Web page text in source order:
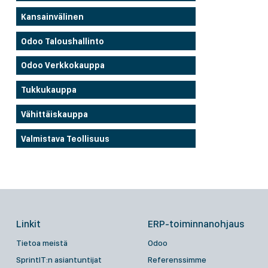
Kansainvälinen
Odoo Taloushallinto
Odoo Verkkokauppa
Tukkukauppa
Vähittäiskauppa
Valmistava Teollisuus
Linkit
Tietoa meistä
SprintIT:n asiantuntijat
ERP-toiminnanohjaus
Odoo
Referenssimme